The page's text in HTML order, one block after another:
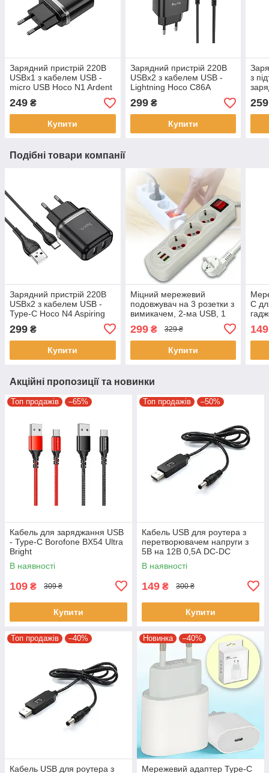
Зарядний пристрій 220В
USBx1 з кабелем USB -
micro USB Hoco N1 Ardent
249 ₴
Купити
Зарядний пристрій 220В
USBx2 з кабелем USB -
Lightning Hoco C86A
299₴
Купити
з
259
Подібні товари компанії
Зарядний пристрій 220В
USBx2 з кабелем USB -
Type-C Hoco N4 Aspiring
299 ₴
Купити
Міцний мережевий
подовжувач на 3 розетки з
вимикачем, 2-ма USB, 1
порт Type-C і довжиною 3
метри 504 Білий
299₴ 329 ₴
Купити
C
149
Акційні пропозиції та новинки
Топ продажів –65%
Кабель для заряджання USB
- Type-C Borofone BX54 Ultra
Bright
В наявності
109 ₴ 309 ₴
Купити
Топ продажів –50%
Кабель USB для роутера з
перетворювачем напруги з
5В на 12В 0,5А DC-DC
В наявності
149 ₴ 300 ₴
Купити
Топ продажів –40%
Кабель USB для роутера з
Новинка –40%
Мережевий адаптер Type-C